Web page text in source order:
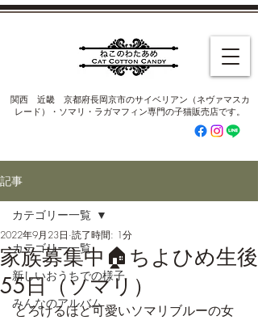
​関西 近畿 京都府長岡京市のサイベリアン（ネヴァマスカ
レード）・ソマリ・ラガマフィン専門の子猫販売店です。
記事
カテゴリー一覧
新しいおうちでの様子
みんなのアルバム
カテゴリー一覧
家族募集中🏠ちよひめ生後
55日（ソマリ）
2022年9月23日 読了時間: 1分
とろけるほど可愛いソマリブルーの女